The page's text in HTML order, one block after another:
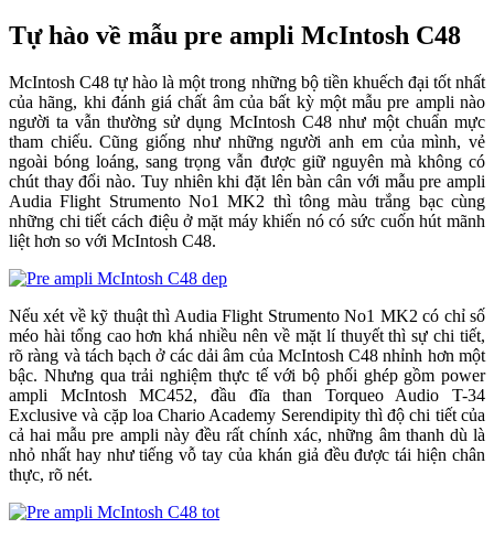
Tự hào về mẫu pre ampli McIntosh C48
McIntosh C48 tự hào là một trong những bộ tiền khuếch đại tốt nhất
của hãng, khi đánh giá chất âm của bất kỳ một mẫu pre ampli nào
người ta vẫn thường sử dụng McIntosh C48 như một chuẩn mực
tham chiếu. Cũng giống như những người anh em của mình, vẻ
ngoài bóng loáng, sang trọng vẫn được giữ nguyên mà không có
chút thay đổi nào. Tuy nhiên khi đặt lên bàn cân với mẫu pre ampli
Audia Flight Strumento No1 MK2 thì tông màu trắng bạc cùng
những chi tiết cách điệu ở mặt máy khiến nó có sức cuốn hút mãnh
liệt hơn so với McIntosh C48.
Nếu xét về kỹ thuật thì Audia Flight Strumento No1 MK2 có chỉ số
méo hài tổng cao hơn khá nhiều nên về mặt l‎í thuyết thì sự chi tiết,
rõ ràng và tách bạch ở các dải âm của McIntosh C48 nhỉnh hơn một
bậc. Nhưng qua trải nghiệm thực tế với bộ phối ghép gồm power
ampli McIntosh MC452, đầu đĩa than Torqueo Audio T-34
Exclusive và cặp loa Chario Academy Serendipity thì độ chi tiết của
cả hai mẫu pre ampli này đều rất chính xác, những âm thanh dù là
nhỏ nhất hay như tiếng vỗ tay của khán giả đều được tái hiện chân
thực, rõ nét.